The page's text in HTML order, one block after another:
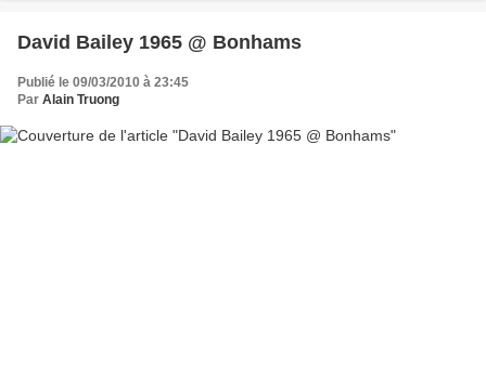
David Bailey 1965 @ Bonhams
Publié le 09/03/2010 à 23:45
Par Alain Truong